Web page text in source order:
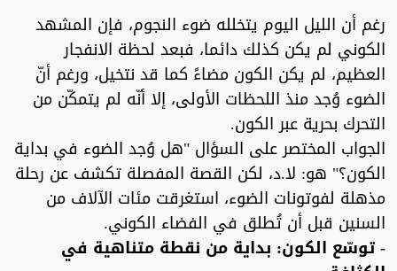
رغم أن الليل اليوم يتخلله ضوء النجوم، فإن المشهد
الكوني لم يكن كذلك دائما، فبعد لحظة الانفجار
العظيم، لم يكن الكون مضاءً كما قد نتخيل، ورغم أنّ
الضوء وُجد منذ اللحظات الأولى، إلا أنّه لم يتمكّن من
التحرك بحرية عبر الكون.
الجواب المختصر على السؤال "هل وُجد الضوء في بداية
الكون؟" هو: لا.د، لكن القصة المفصلة تكشف عن رحلة
مذهلة لفوتونات الضوء، استغرقت مئات الآلاف من
السنين قبل أن تُطلق في الفضاء الكوني.
- توسّع الكون: بداية من نقطة متناهية في